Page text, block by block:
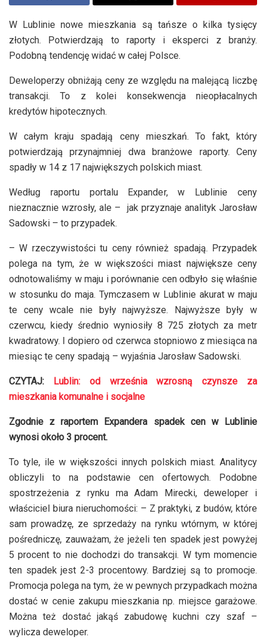
W Lublinie nowe mieszkania są tańsze o kilka tysięcy
złotych. Potwierdzają to raporty i eksperci z branży.
Podobną tendencję widać w całej Polsce.
Deweloperzy obniżają ceny ze względu na malejącą liczbę
transakcji. To z kolei konsekwencja nieopłacalnych
kredytów hipotecznych.
W całym kraju spadają ceny mieszkań. To fakt, który
potwierdzają przynajmniej dwa branżowe raporty. Ceny
spadły w 14 z 17 największych polskich miast.
Według raportu portalu Expander, w Lublinie ceny
nieznacznie wzrosły, ale – jak przyznaje analityk Jarosław
Sadowski – to przypadek.
– W rzeczywistości tu ceny również spadają. Przypadek
polega na tym, że w większości miast największe ceny
odnotowaliśmy w maju i porównanie cen odbyło się właśnie
w stosunku do maja. Tymczasem w Lublinie akurat w maju
te ceny wcale nie były najwyższe. Najwyższe były w
czerwcu, kiedy średnio wyniosiły 8 725 złotych za metr
kwadratowy. I dopiero od czerwca stopniowo z miesiąca na
miesiąc te ceny spadają – wyjaśnia Jarosław Sadowski.
CZYTAJ: Lublin: od września wzrosną czynsze za
mieszkania komunalne i socjalne
Zgodnie z raportem Expandera spadek cen w Lublinie
wynosi około 3 procent.
To tyle, ile w większości innych polskich miast. Analitycy
obliczyli to na podstawie cen ofertowych. Podobne
spostrzeżenia z rynku ma Adam Mirecki, deweloper i
właściciel biura nieruchomości: – Z praktyki, z budów, które
sam prowadzę, ze sprzedaży na rynku wtórnym, w której
pośredniczę, zauważam, że jeżeli ten spadek jest powyżej
5 procent to nie dochodzi do transakcji. W tym momencie
ten spadek jest 2-3 procentowy. Bardziej są to promocje.
Promocja polega na tym, że w pewnych przypadkach można
dostać w cenie zakupu mieszkania np. miejsce garażowe.
Można też dostać jakąś zabudowę kuchni czy szaf –
wylicza deweloper.